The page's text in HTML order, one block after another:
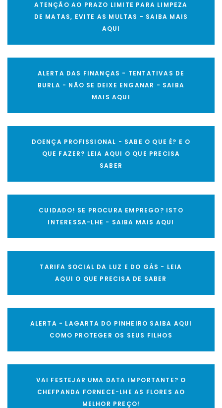
ATENÇÃO AO PRAZO LIMITE PARA LIMPEZA
DE MATAS, EVITE AS MULTAS - SAIBA MAIS
AQUI
ALERTA DAS FINANÇAS - TENTATIVAS DE
BURLA - NÃO SE DEIXE ENGANAR - SAIBA
MAIS AQUI
DOENÇA PROFISSIONAL - SABE O QUE É? E O
QUE FAZER? LEIA AQUI O QUE PRECISA
SABER
CUIDADO! SE PROCURA EMPREGO? ISTO
INTERESSA-LHE - SAIBA MAIS AQUI
TARIFA SOCIAL DA LUZ E DO GÁS - LEIA
AQUI O QUE PRECISA DE SABER
ALERTA - LAGARTA DO PINHEIRO SAIBA AQUI
COMO PROTEGER OS SEUS FILHOS
VAI FESTEJAR UMA DATA IMPORTANTE? O
CHEFPANDA FORNECE-LHE AS FLORES AO
MELHOR PREÇO!